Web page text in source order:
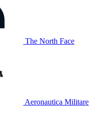
The North Face
Aeronautica Militare